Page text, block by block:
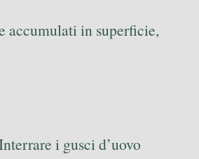
accumulati in superficie,
i gusci d’uovo